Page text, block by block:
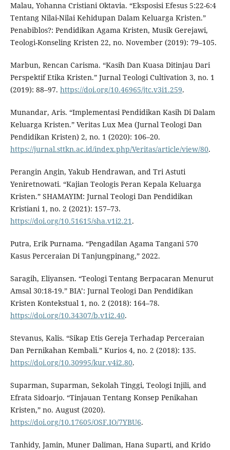
Malau, Yohanna Cristiani Oktavia. “Eksposisi Efesus 5:22-6:4
Tentang Nilai-Nilai Kehidupan Dalam Keluarga Kristen.”
Penabiblos?: Pendidikan Agama Kristen, Musik Gerejawi,
Teologi-Konseling Kristen 22, no. November (2019): 79–105.
Marbun, Rencan Carisma. “Kasih Dan Kuasa Ditinjau Dari
Perspektif Etika Kristen.” Jurnal Teologi Cultivation 3, no. 1
(2019): 88–97. https://doi.org/10.46965/jtc.v3i1.259.
Munandar, Aris. “Implementasi Pendidikan Kasih Di Dalam
Keluarga Kristen.” Veritas Lux Mea (Jurnal Teologi Dan
Pendidikan Kristen) 2, no. 1 (2020): 106–20.
https://jurnal.sttkn.ac.id/index.php/Veritas/article/view/80.
Perangin Angin, Yakub Hendrawan, and Tri Astuti
Yeniretnowati. “Kajian Teologis Peran Kepala Keluarga
Kristen.” SHAMAYIM: Jurnal Teologi Dan Pendidikan
Kristiani 1, no. 2 (2021): 157–73.
https://doi.org/10.51615/sha.v1i2.21.
Putra, Erik Purnama. “Pengadilan Agama Tangani 570
Kasus Perceraian Di Tanjungpinang,” 2022.
Saragih, Eliyansen. “Teologi Tentang Berpacaran Menurut
Amsal 30:18-19.” BIA’: Jurnal Teologi Dan Pendidikan
Kristen Kontekstual 1, no. 2 (2018): 164–78.
https://doi.org/10.34307/b.v1i2.40.
Stevanus, Kalis. “Sikap Etis Gereja Terhadap Perceraian
Dan Pernikahan Kembali.” Kurios 4, no. 2 (2018): 135.
https://doi.org/10.30995/kur.v4i2.80.
Suparman, Suparman, Sekolah Tinggi, Teologi Injili, and
Efrata Sidoarjo. “Tinjauan Tentang Konsep Penikahan
Kristen,” no. August (2020).
https://doi.org/10.17605/OSF.IO/7YBU6.
Tanhidy, Jamin, Muner Daliman, Hana Suparti, and Krido